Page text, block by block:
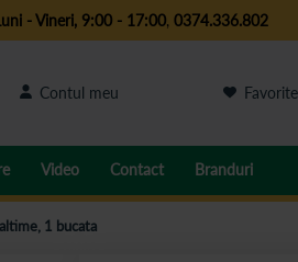
- Vineri, 9:00 - 17:00, 0374.336.802
Contul meu Favorite
Video Contact Branduri
1 bucata